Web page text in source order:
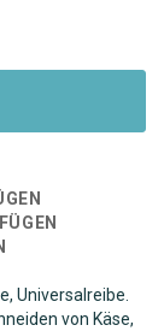
Universalreibe.
von Käse,